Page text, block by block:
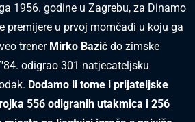
1956. godine u Zagrebu, za Dinamo
premijere u prvoj momčadi u koju ga
trener Mirko Bazić do zimske
odigrao 301 natjecateljsku
Dodamo li tome i prijateljske
556 odigranih utakmica i 256